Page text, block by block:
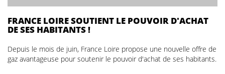
FRANCE LOIRE SOUTIENT LE POUVOIR D'ACHAT
DE SES HABITANTS !
Depuis le mois de juin, France Loire propose une nouvelle offre de
gaz avantageuse pour soutenir le pouvoir d'achat de ses habitants.